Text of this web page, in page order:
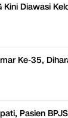
Kini Diawasi
Ke-35,
Pasien